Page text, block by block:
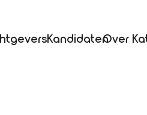
KandidatenOver